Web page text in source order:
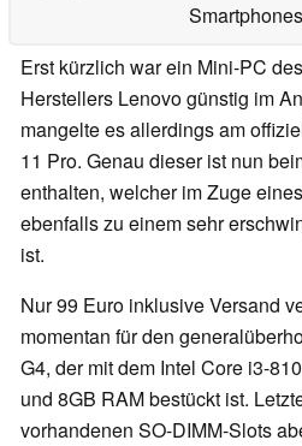
Erst kürzlich war ein Mini-PC
Herstellers Lenovo günstig im
mangelte es allerdings am
11 Pro. Genau dieser ist nun
enthalten, welcher im Zuge
ebenfalls zu einem sehr
ist.
Nur 99 Euro inklusive Versand
momentan für den
G4, der mit dem Intel Core i3-
und 8GB RAM bestückt ist.
vorhandenen SO-DIMM-Slots